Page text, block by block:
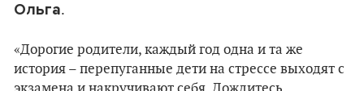
Ольга.
«Дорогие родители, каждый год одна и та же
история – перепуганные дети на стрессе выходят с